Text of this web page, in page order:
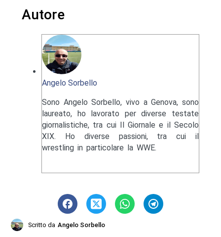
Autore
Angelo Sorbello
Sono Angelo Sorbello, vivo a Genova, sono
laureato, ho lavorato per diverse testate
giornalistiche, tra cui Il Giornale e il Secolo
XIX. Ho diverse passioni, tra cui il
wrestling in particolare la WWE.
Scritto da Angelo Sorbello